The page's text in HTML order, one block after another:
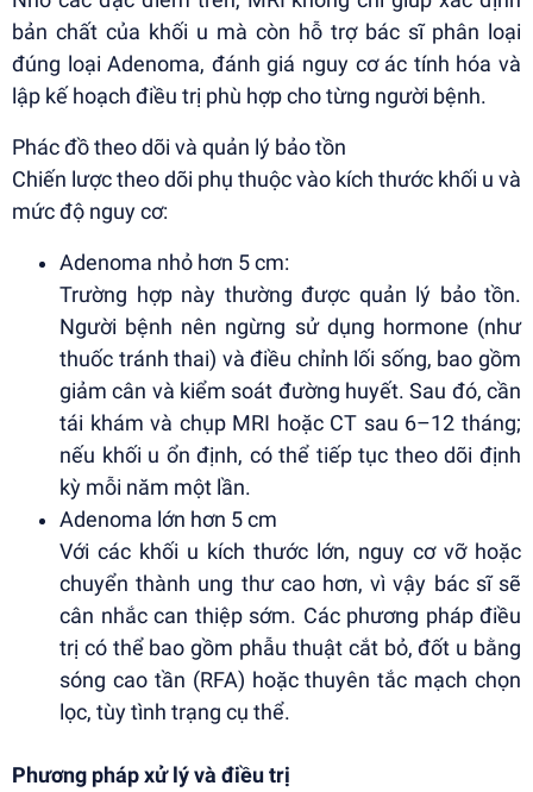
bản chất của khối u mà còn hỗ trợ bác sĩ phân loại
đúng loại Adenoma, đánh giá nguy cơ ác tính hóa và
lập kế hoạch điều trị phù hợp cho từng người bệnh.
Phác đồ theo dõi và quản lý bảo tồn
Chiến lược theo dõi phụ thuộc vào kích thước khối u và
mức độ nguy cơ:
Adenoma nhỏ hơn 5 cm:
Trường hợp này thường được quản lý bảo tồn.
Người bệnh nên ngừng sử dụng hormone (như
thuốc tránh thai) và điều chỉnh lối sống, bao gồm
giảm cân và kiểm soát đường huyết. Sau đó, cần
tái khám và chụp MRI hoặc CT sau 6–12 tháng;
nếu khối u ổn định, có thể tiếp tục theo dõi định
kỳ mỗi năm một lần.
Adenoma lớn hơn 5 cm
Với các khối u kích thước lớn, nguy cơ vỡ hoặc
chuyển thành ung thư cao hơn, vì vậy bác sĩ sẽ
cân nhắc can thiệp sớm. Các phương pháp điều
trị có thể bao gồm phẫu thuật cắt bỏ, đốt u bằng
sóng cao tần (RFA) hoặc thuyên tắc mạch chọn
lọc, tùy tình trạng cụ thể.
Phương pháp xử lý và điều trị